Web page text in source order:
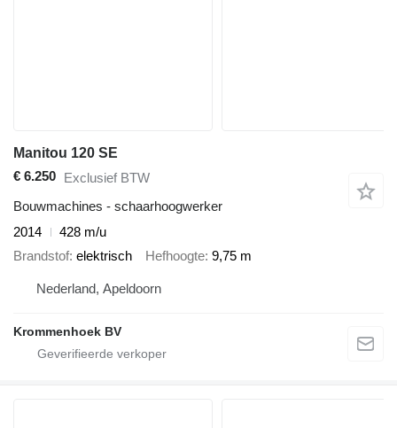
Manitou 120 SE
€ 6.250 Exclusief BTW
Bouwmachines - schaarhoogwerker
2014
428 m/u
Brandstof elektrisch Hefhoogte 9,75 m
Nederland, Apeldoorn
Krommenhoek BV